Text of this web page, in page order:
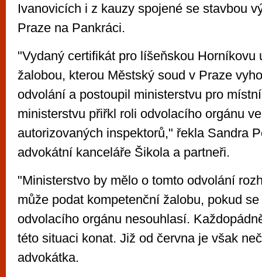
Ivanovicích i z kauzy spojené se stavbou
Praze na Pankráci.
"Vydaný certifikát pro líšeňskou Horníkovu
žalobou, kterou Městský soud v Praze
odvolání a postoupil ministerstvu pro
ministerstvu přiřkl roli odvolacího orgánu
autorizovaných inspektorů," řekla Sandra
advokátní kanceláře Šikola a partneři.
"Ministerstvo by mělo o tomto odvolání
může podat kompetenční žalobu, pokud
odvolacího orgánu nesouhlasí.
této situaci konat. Již od června je však
advokátka.